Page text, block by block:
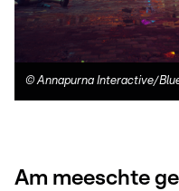
©Annapurna Interactive/
Am meeschte